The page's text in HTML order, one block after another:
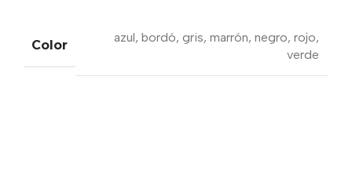
Color
azul, bordó, gris, marrón, negro, rojo,
verde